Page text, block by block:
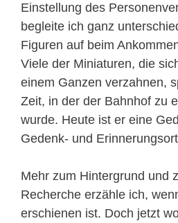
Einstellung des
begleite ich ganz
Figuren auf beim
Viele der Miniaturen, die
einem Ganzen verzahnen,
Zeit, in der der Bahnhof zu
wurde. Heute ist er eine
Gedenk- und
Mehr zum Hintergrund und
Recherche erzähle ich,
erschienen ist. Doch jetzt